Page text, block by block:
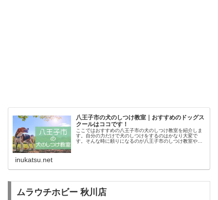
八王子市の犬のしつけ教室｜おすすめのドッグス
クールはココです！
ここではおすすめの八王子市の犬のしつけ教室を紹介しま
す。自分の力だけで犬のしつけをするのはかなり大変で
す。そんな時に頼りになるのが八王子市のしつけ教室やド
inukatsu.net
ムラウチホビー 秋川店